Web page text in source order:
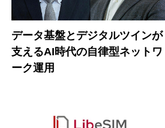
データ基盤とデジタルツインが
支えるAI時代の自律型ネットワ
ーク運用